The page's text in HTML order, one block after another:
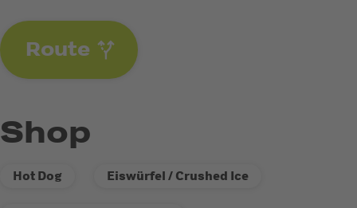
Route
Shop
Hot Dog Eiswürfel / Crushed Ice